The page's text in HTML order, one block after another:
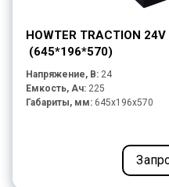
HOWTER TRACTION
(645*196*570)
Напряжение, В: 24
Емкость, Ач: 225
Габариты, мм: 645x196x570